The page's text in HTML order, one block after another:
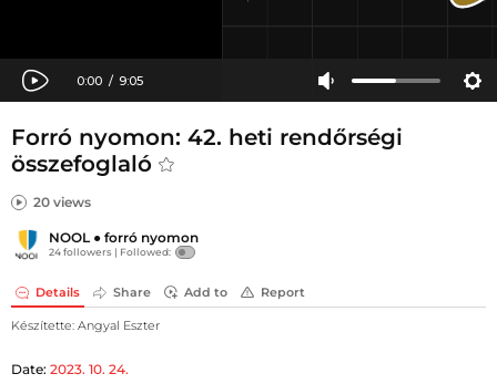
Forró nyomon: 42. heti rendőrségi
összefoglaló
20 views
NOOL ● forró nyomon
24 followers | Followed:
Details Share Add to Report
Készítette: Angyal Eszter
Date: 2023. 10. 24.